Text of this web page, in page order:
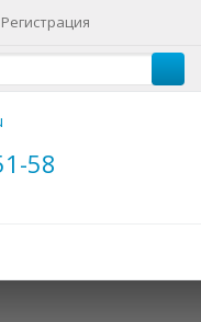
Регистрация
58